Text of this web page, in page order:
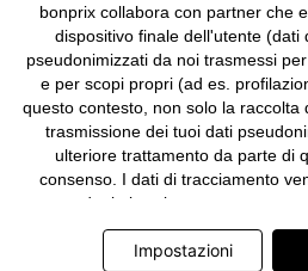
bonprix collabora con partner che
dispositivo finale dell'utente (dati
pseudonimizzati da noi trasmessi
e per scopi propri (ad es.
questo contesto, non solo la raccolta
trasmissione dei tuoi dati
ulteriore trattamento da parte di
consenso. I dati di tracciamento
pseudonimizzati vengono
pulsante "Accetta" nel banner di
seguenti società: Adjust GmbH,
Impostazioni